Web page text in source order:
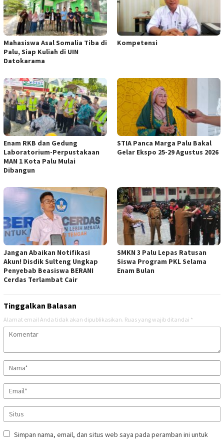
Mahasiswa Asal Somalia Tiba di
Palu, Siap Kuliah di UIN
Datokarama
Kompetensi
Enam RKB dan Gedung
Laboratorium-Perpustakaan
MAN 1 Kota Palu Mulai
Dibangun
STIA Panca Marga Palu Bakal
Gelar Ekspo 25-29 Agustus 2026
Jangan Abaikan Notifikasi
Akun! Disdik Sulteng Ungkap
Penyebab Beasiswa BERANI
Cerdas Terlambat Cair
SMKN 3 Palu Lepas Ratusan
Siswa Program PKL Selama
Enam Bulan
Tinggalkan Balasan
Alamat email Anda tidak akan dipublikasikan. Ruas yang wajib ditandai *
Simpan nama, email, dan situs web saya pada peramban ini untuk